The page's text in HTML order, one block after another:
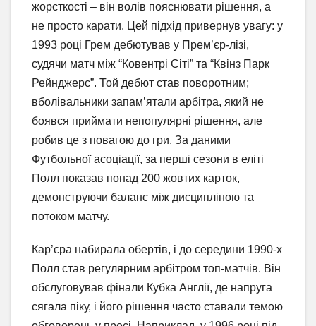
жорсткості – він волів пояснювати рішення, а
не просто карати. Цей підхід привернув увагу: у
1993 році Грем дебютував у Прем’єр-лізі,
судячи матч між “Ковентрі Сіті” та “Квінз Парк
Рейнджерс”. Той дебют став поворотним;
вболівальники запам’ятали арбітра, який не
боявся приймати непопулярні рішення, але
робив це з повагою до гри. За даними
Футбольної асоціації, за перші сезони в еліті
Полл показав понад 200 жовтих карток,
демонструючи баланс між дисципліною та
потоком матчу.
Кар’єра набирала обертів, і до середини 1990-х
Полл став регулярним арбітром топ-матчів. Він
обслуговував фінали Кубка Англії, де напруга
сягала піку, і його рішення часто ставали темою